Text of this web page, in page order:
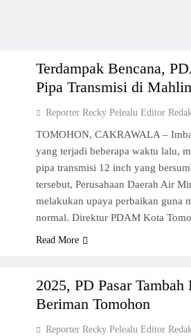
Terdampak Bencana,
Pipa Transmisi di
Reporter Recky Pelealu Editor
TOMOHON, CAKRAWALA –
yang terjadi beberapa waktu lalu,
pipa transmisi 12 inch yang
tersebut, Perusahaan Daerah Air
melakukan upaya perbaikan guna
normal. Direktur PDAM Kota
Read More
2025, PD Pasar
Beriman Tomohon
Reporter Recky Pelealu Editor